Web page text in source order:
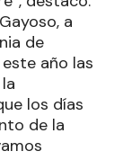
a
de
año las
los días
de la